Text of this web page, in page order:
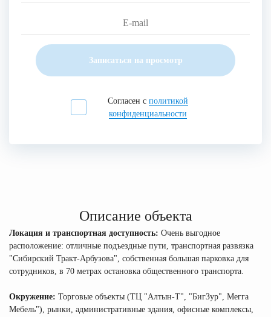
Записаться на просмотр
Согласен с политикой
конфиденциальности
Описание объекта
Локация и транспортная доступность: Очень выгодное
расположение: отличные подъездные пути, транспортная развязка
"Сибирский Тракт-Арбузова", собственная большая парковка для
сотрудников, в 70 метрах остановка общественного транспорта.
Окружение: Торговые объекты (ТЦ "Алтын-Т", "БигЗур", Мегга
Мебель"), рынки, административные здания, офисные комплексы,